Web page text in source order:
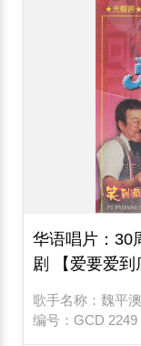
华语唱片：30
剧 【爱要爱到
歌手名称：魏平
编号：GCD 2249